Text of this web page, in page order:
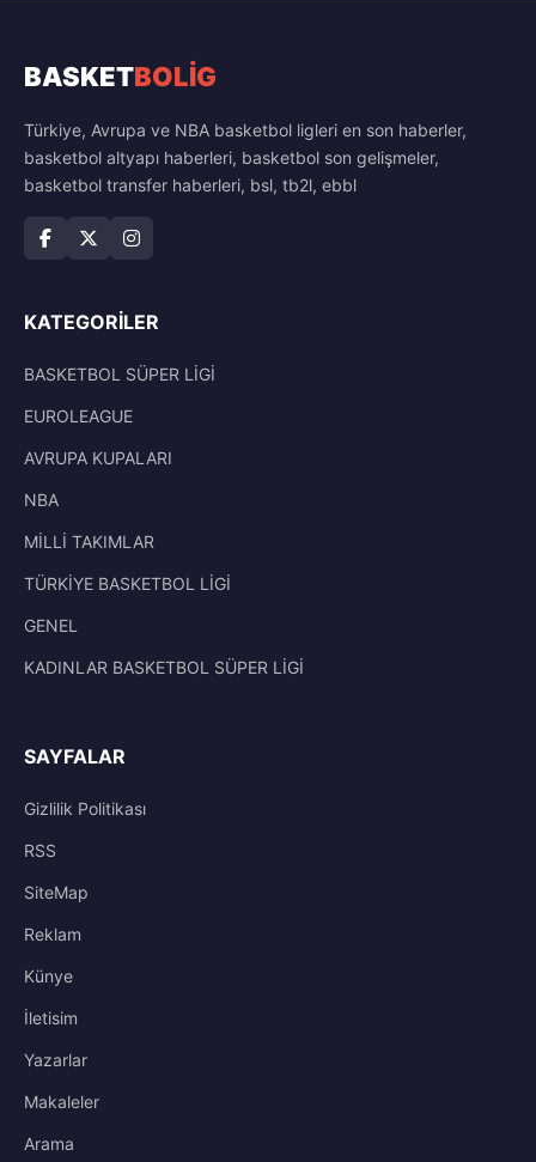
BASKETBOLİG
Türkiye, Avrupa ve NBA basketbol ligleri en son haberler,
basketbol altyapı haberleri, basketbol son gelişmeler,
basketbol transfer haberleri, bsl, tb2l, ebbl
KATEGORILER
BASKETBOL SÜPER LİGİ
EUROLEAGUE
AVRUPA KUPALARI
NBA
MİLLİ TAKIMLAR
TÜRKİYE BASKETBOL LİGİ
GENEL
KADINLAR BASKETBOL SÜPER LİGİ
SAYFALAR
Gizlilik Politikası
RSS
SiteMap
Reklam
Künye
İletisim
Yazarlar
Makaleler
Arama